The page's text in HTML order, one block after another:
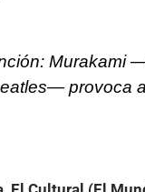
Murakami
provoca